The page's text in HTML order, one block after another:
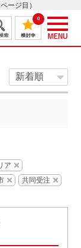
ージ目）
0
ア
共同受注